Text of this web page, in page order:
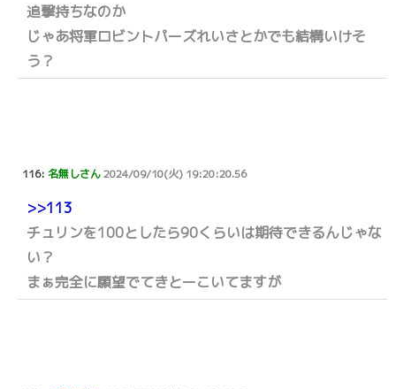
追撃持ちなのか
じゃあ将軍ロビントパーズれいさとかでも結構いけそ
う？
116: 名無しさん2024/09/10(火) 19:20:20.56
>>113
チュリンを100としたら90くらいは期待できるんじゃな
い？
まぁ完全に願望でてきとーこいてますが